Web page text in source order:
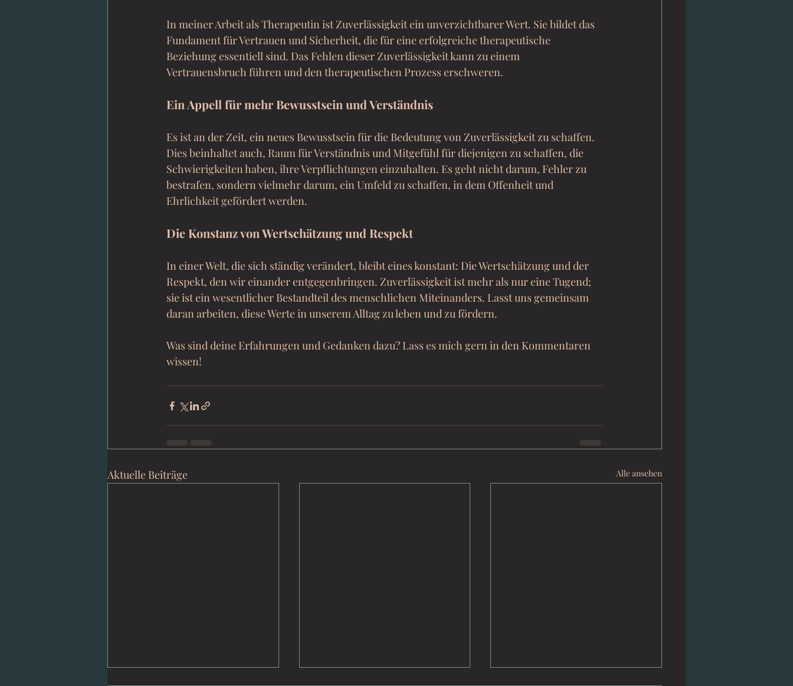
In meiner Arbeit als Therapeutin ist Zuverlässigkeit ein unverzichtbarer Wert. Sie bildet das
Fundament für Vertrauen und Sicherheit, die für eine erfolgreiche therapeutische
Beziehung essentiell sind. Das Fehlen dieser Zuverlässigkeit kann zu einem
Vertrauensbruch führen und den therapeutischen Prozess erschweren.
Ein Appell für mehr Bewusstsein und Verständnis
Es ist an der Zeit, ein neues Bewusstsein für die Bedeutung von Zuverlässigkeit zu schaffen.
Dies beinhaltet auch, Raum für Verständnis und Mitgefühl für diejenigen zu schaffen, die
Schwierigkeiten haben, ihre Verpflichtungen einzuhalten. Es geht nicht darum, Fehler zu
bestrafen, sondern vielmehr darum, ein Umfeld zu schaffen, in dem Offenheit und
Ehrlichkeit gefördert werden.
Die Konstanz von Wertschätzung und Respekt
In einer Welt, die sich ständig verändert, bleibt eines konstant: Die Wertschätzung und der
Respekt, den wir einander entgegenbringen. Zuverlässigkeit ist mehr als nur eine Tugend;
sie ist ein wesentlicher Bestandteil des menschlichen Miteinanders. Lasst uns gemeinsam
daran arbeiten, diese Werte in unserem Alltag zu leben und zu fördern.
Was sind deine Erfahrungen und Gedanken dazu? Lass es mich gern in den Kommentaren
wissen!
Aktuelle Beiträge Alle ansehen